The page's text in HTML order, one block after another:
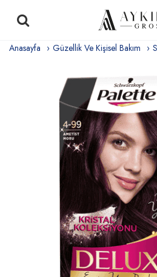
Anasayfa Güzellik Ve Kişisel Bakım